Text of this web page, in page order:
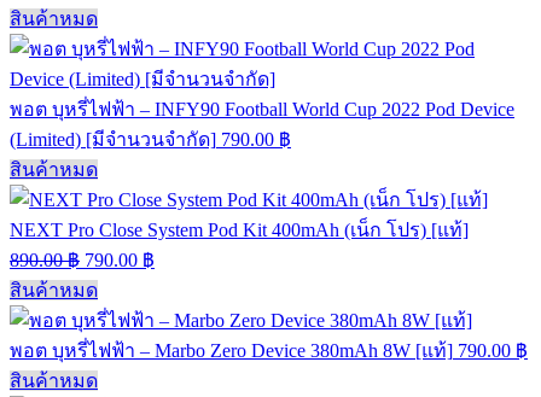
สินค้าหมด
พอต บุหรี่ไฟฟ้า – INFY90 Football World Cup 2022 Pod Device
(Limited) [มีจำนวนจำกัด] 790.00 ฿
สินค้าหมด
NEXT Pro Close System Pod Kit 400mAh (เน็ก โปร) [แท้]
890.00฿ 790.00 ฿
สินค้าหมด
พอต บุหรี่ไฟฟ้า – Marbo Zero Device 380mAh 8W [แท้] 790.00 ฿
สินค้าหมด